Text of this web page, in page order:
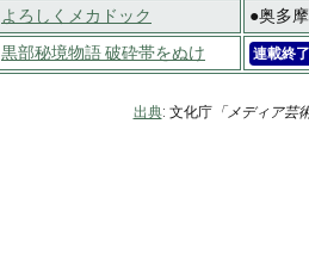
よろしくメカドック
●奥多
黒部秘境物語 破砕帯をぬけ 連載終了
出典: 文化庁「メディア芸